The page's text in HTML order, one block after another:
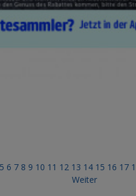
5 6 7 8 9 10 11 12 13 14 15 16 17
Weiter